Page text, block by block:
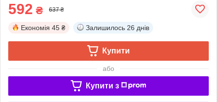
592 ₴ 637 ₴
Економія 45 ₴ Залишилось 26 днів
Купити
або
Купити з